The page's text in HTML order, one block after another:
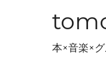
本×音楽×グ